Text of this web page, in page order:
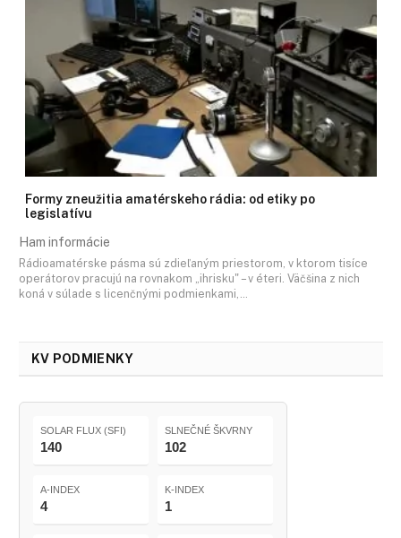
Formy zneužitia amatérskeho rádia: od etiky po
legislatívu
Ham informácie
Rádioamatérske pásma sú zdieľaným priestorom, v ktorom tisíce
operátorov pracujú na rovnakom „ihrisku" – v éteri. Väčšina z nich
koná v súlade s licenčnými podmienkami,…
KV PODMIENKY
SOLAR FLUX (SFI)
140
SLNEČNÉ ŠKVRNY
102
A-INDEX
4
K-INDEX
1